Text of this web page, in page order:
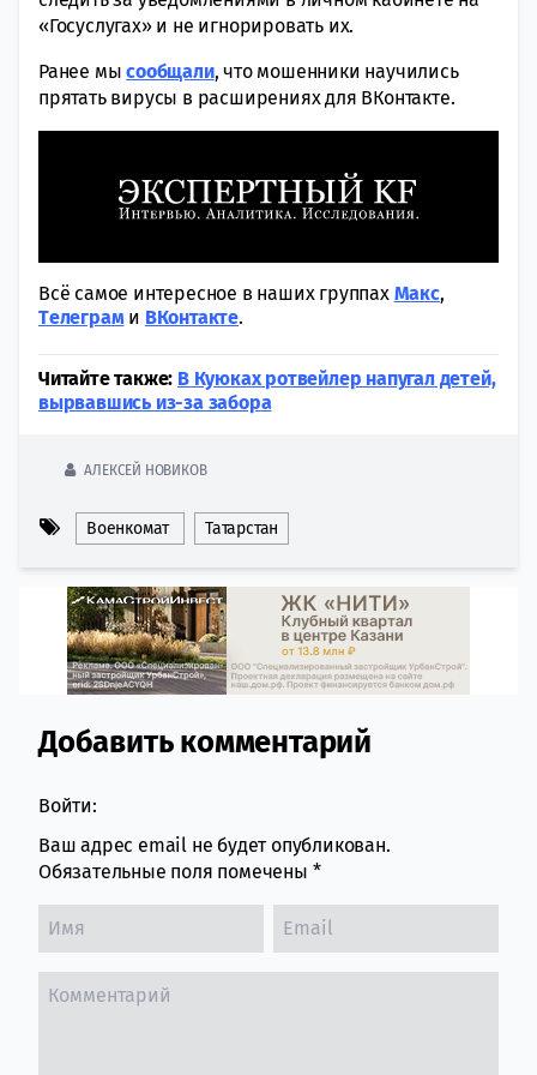
«Госуслугах» и не игнорировать их.
Ранее мысообщали, что мошенники научились
прятать вирусы в расширениях для ВКонтакте.
Всё самое интересное в наших группах Макс,
Tелеграми ВКонтакте.
Читайте также: В Куюках ротвейлер напугал детей,
вырвавшись из-за забора
АЛЕКСЕЙ НОВИКОВ
Военкомат Татарстан
Comment section
Добавить комментарий
Войти:
Ваш адрес email не будет опубликован.
Обязательные поля помечены *